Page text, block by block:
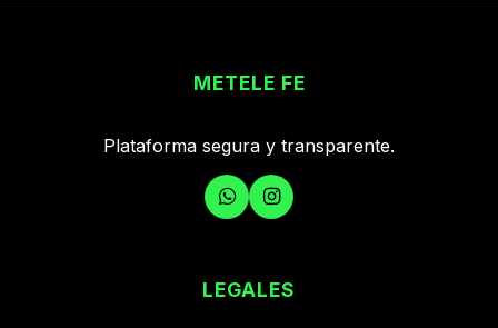
METELE FE
Plataforma segura y transparente.
LEGALES